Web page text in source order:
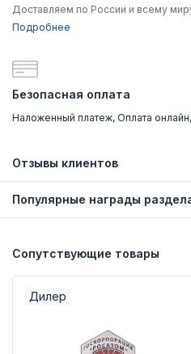
Доставляем по России и всему
Подробнее
Безопасная оплата
Наложенный платеж, Оплата
Отзывы клиентов
Популярные награды
Сопутствующие товары
Дилер